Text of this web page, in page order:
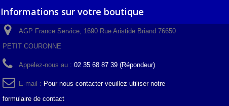
Informations sur votre boutique
AGP France Service, 1690 Rue Aristide Briand 76650
PETIT COURONNE
Appelez-nous au : 02 35 68 87 39 (Répondeur)
E-mail : Pour nous contacter veuillez utiliser notre
formulaire de contact